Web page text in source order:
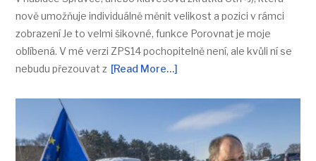
nově umožňuje individuálně měnit velikost a pozici v rámci
zobrazení Je to velmi šikovné, funkce Porovnat je moje
oblíbená. V mé verzi ZPS14 pochopitelně není, ale kvůli ní se
nebudu přezouvat z [Read More…]